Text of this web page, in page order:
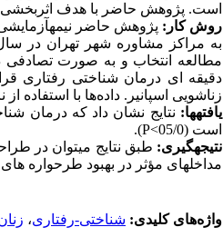
است. پژوهش حاضر با هدف اثربخشی
روش کار: پژوهش حاضر
دقیقه ­ای درمان شناختی رفتاری
زناشویی اسپانیر. دادهها با استفاده از
یافته­ها: نتایج نشان داد که درمان
است (05/0>
P
).
نتیجه­گیری: طبق نتایج می­توان در
مداخله­ای مؤثر در بهبود طرحواره های
واژه‌های کلیدی: شناختی-رفتاری،